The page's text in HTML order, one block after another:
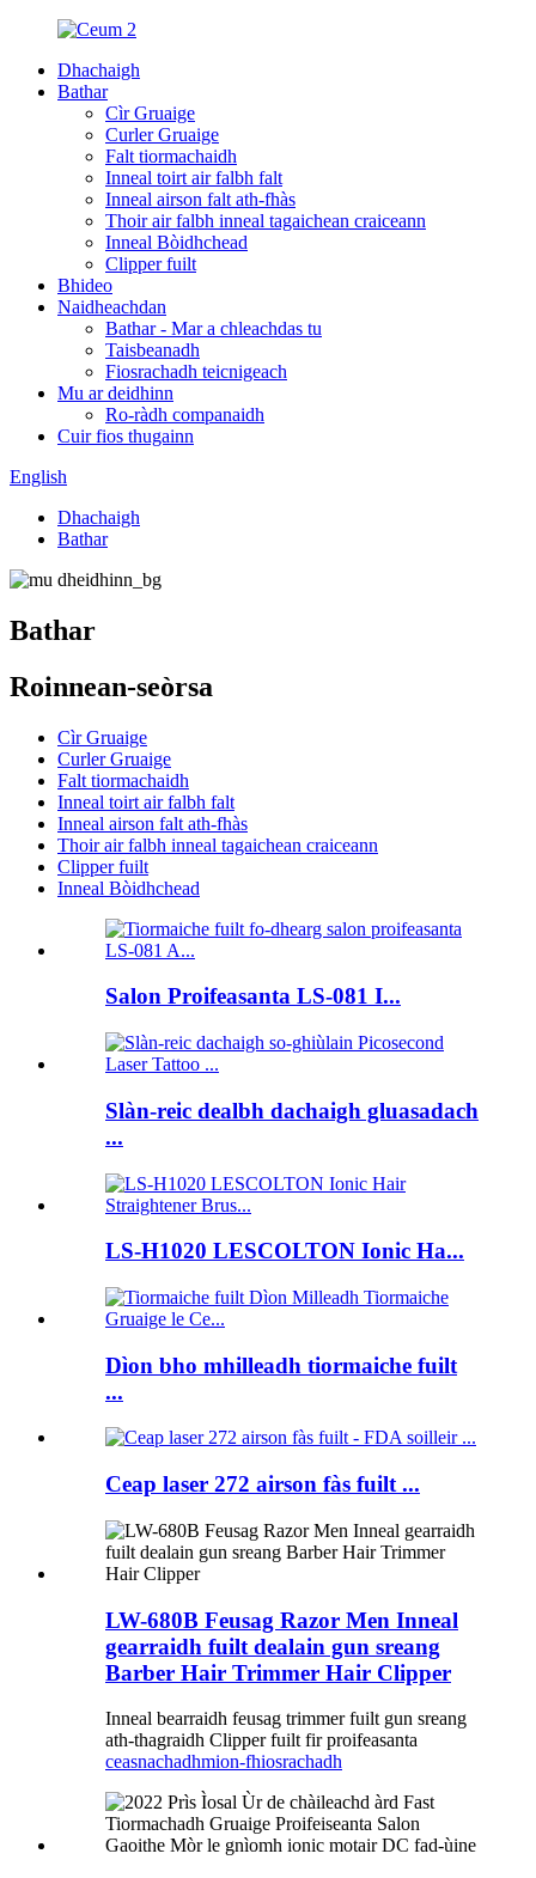
Dhachaigh
Bathar
Cìr Gruaige
Curler Gruaige
Falt tiormachaidh
Inneal toirt air falbh falt
Inneal airson falt ath-fhàs
Thoir air falbh inneal tagaichean craiceann
Inneal Bòidhchead
Clipper fuilt
Bhideo
Naidheachdan
Bathar - Mar a chleachdas tu
Taisbeanadh
Fiosrachadh teicnigeach
Mu ar deidhinn
Ro-ràdh companaidh
Cuir fios thugainn
English
Dhachaigh
Bathar
Bathar
Roinnean-seòrsa
Cìr Gruaige
Curler Gruaige
Falt tiormachaidh
Inneal toirt air falbh falt
Inneal airson falt ath-fhàs
Thoir air falbh inneal tagaichean craiceann
Clipper fuilt
Inneal Bòidhchead
Salon Proifeasanta LS-081 I...
Slàn-reic dealbh dachaigh gluasadach
...
LS-H1020 LESCOLTON Ionic Ha...
Dìon bho mhilleadh tiormaiche fuilt
...
Ceap laser 272 airson fàs fuilt ...
LW-680B Feusag Razor Men Inneal
gearraidh fuilt dealain gun sreang
Barber Hair Trimmer Hair Clipper
Inneal bearraidh feusag trimmer fuilt gun sreang
ath-thagraidh Clipper fuilt fir proifeasanta
ceasnachadhmion-fhiosrachadh